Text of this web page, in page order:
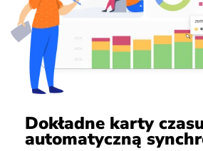
Dokładne karty
automatyczną